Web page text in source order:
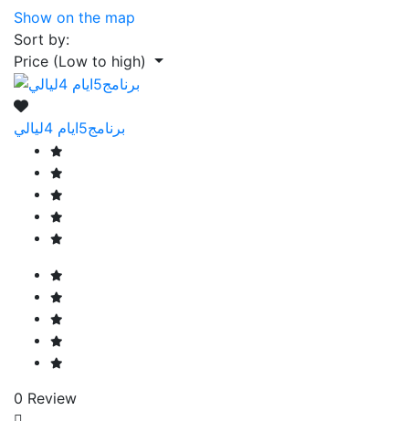
Show on the map
Sort by:
Price (Low to high)
برنامج5ايام 4ليالي
0 Review